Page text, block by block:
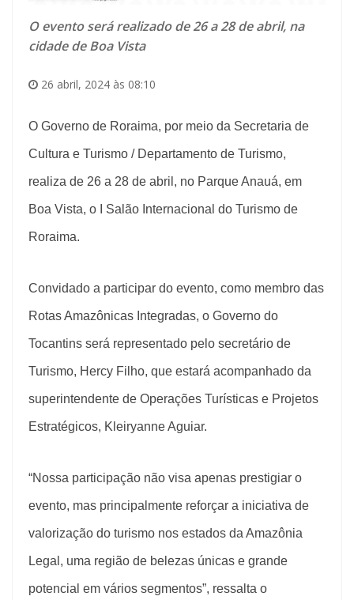
O evento será realizado de 26 a 28 de abril, na
cidade de Boa Vista
26 abril, 2024 às 08:10
O Governo de Roraima, por meio da Secretaria de
Cultura e Turismo / Departamento de Turismo,
realiza de 26 a 28 de abril, no Parque Anauá, em
Boa Vista, o I Salão Internacional do Turismo de
Roraima.
Convidado a participar do evento, como membro das
Rotas Amazônicas Integradas, o Governo do
Tocantins será representado pelo secretário de
Turismo, Hercy Filho, que estará acompanhado da
superintendente de Operações Turísticas e Projetos
Estratégicos, Kleiryanne Aguiar.
“Nossa participação não visa apenas prestigiar o
evento, mas principalmente reforçar a iniciativa de
valorização do turismo nos estados da Amazônia
Legal, uma região de belezas únicas e grande
potencial em vários segmentos”, ressalta o